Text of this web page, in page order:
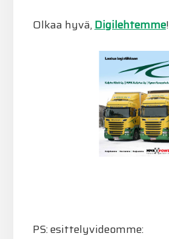
Olkaa hyvä,Digilehtemme!
PS: esittelyvideomme: